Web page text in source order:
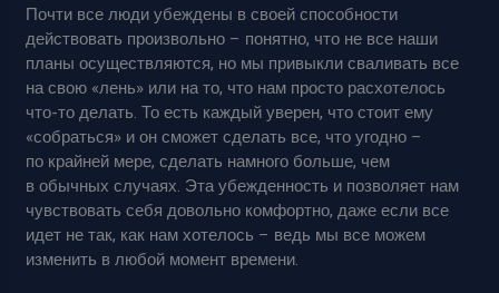
Почти все люди убеждены в своей способности
действовать произвольно – понятно, что не все наши
планы осуществляются, но мы привыкли сваливать все
на свою «лень» или на то, что нам просто расхотелось
что-то делать. То есть каждый уверен, что стоит ему
«собраться» и он сможет сделать все, что угодно –
по крайней мере, сделать намного больше, чем
в обычных случаях. Эта убежденность и позволяет нам
чувствовать себя довольно комфортно, даже если все
идет не так, как нам хотелось – ведь мы все можем
изменить в любой момент времени.